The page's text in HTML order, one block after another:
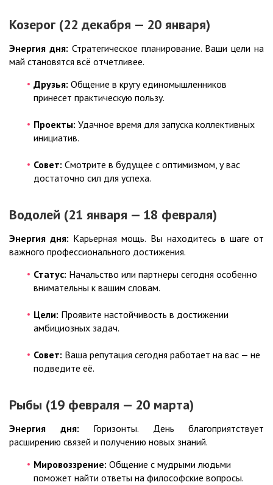
Козерог (22 декабря — 20 января)
Энергия дня: Стратегическое планирование. Ваши цели на
май становятся всё отчетливее.
Друзья: Общение в кругу единомышленников
принесет практическую пользу.
Проекты: Удачное время для запуска коллективных
инициатив.
Совет: Смотрите в будущее с оптимизмом, у вас
достаточно сил для успеха.
Водолей (21 января — 18 февраля)
Энергия дня: Карьерная мощь. Вы находитесь в шаге от
важного профессионального достижения.
Статус: Начальство или партнеры сегодня особенно
внимательны к вашим словам.
Цели: Проявите настойчивость в достижении
амбициозных задач.
Совет: Ваша репутация сегодня работает на вас — не
подведите её.
Рыбы (19 февраля — 20 марта)
Энергия дня: Горизонты. День благоприятствует
расширению связей и получению новых знаний.
Мировоззрение: Общение с мудрыми людьми
поможет найти ответы на философские вопросы.